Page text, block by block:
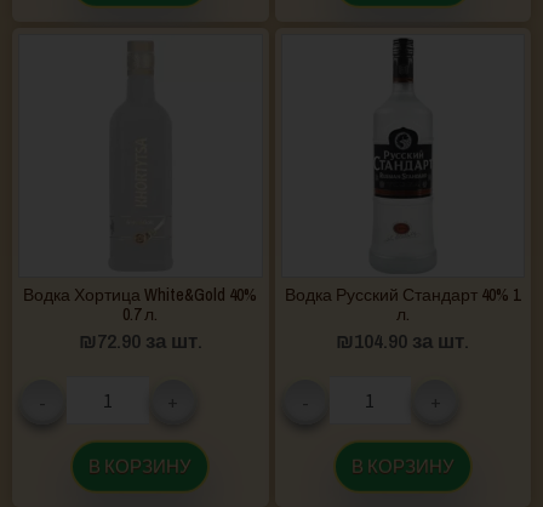
Водка Хортица White&Gold 40%
0.7 л.
₪72.90 за шт.
В КОРЗИНУ
Водка Русский Стандарт 40% 1
л.
₪104.90 за шт.
В КОРЗИНУ